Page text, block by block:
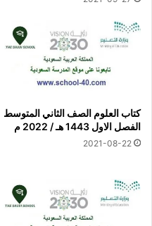
كتاب العلوم الصف الثاني المتوسط
الفصل الاول 1443 هـ / 2022 م
2021-08-22